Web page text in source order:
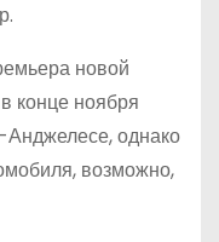
новой
конце ноября
Анджелесе, однако
возможно,